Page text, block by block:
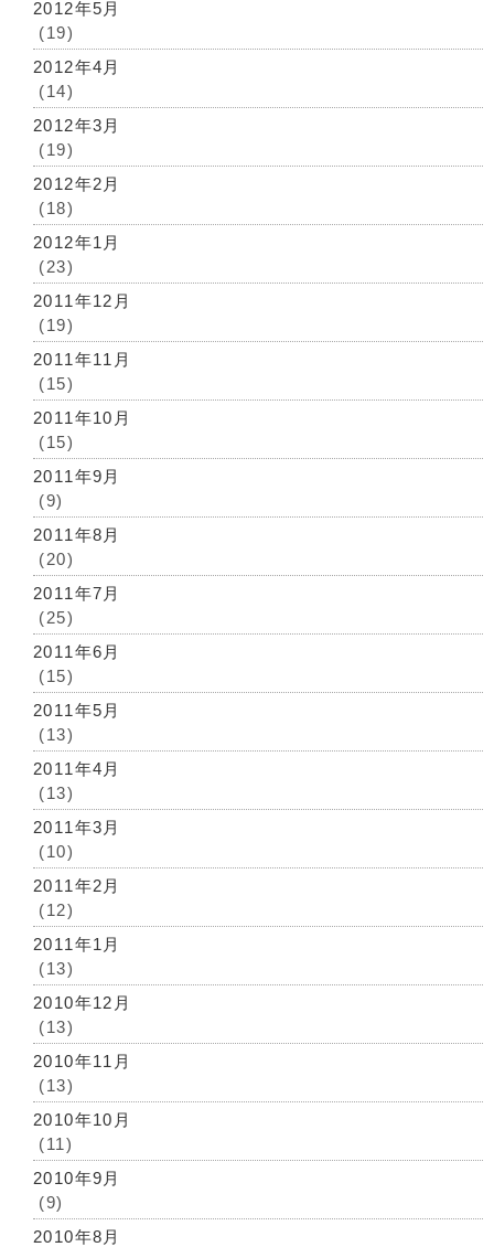
2012年5月
(19)
2012年4月
(14)
2012年3月
(19)
2012年2月
(18)
2012年1月
(23)
2011年12月
(19)
2011年11月
(15)
2011年10月
(15)
2011年9月
(9)
2011年8月
(20)
2011年7月
(25)
2011年6月
(15)
2011年5月
(13)
2011年4月
(13)
2011年3月
(10)
2011年2月
(12)
2011年1月
(13)
2010年12月
(13)
2010年11月
(13)
2010年10月
(11)
2010年9月
(9)
2010年8月